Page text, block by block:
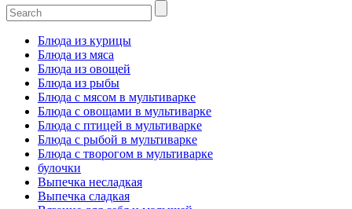
Блюда из курицы
Блюда из мяса
Блюда из овощей
Блюда из рыбы
Блюда с мясом в мультиварке
Блюда с овощами в мультиварке
Блюда с птицей в мультиварке
Блюда с рыбой в мультиварке
Блюда с творогом в мультиварке
булочки
Выпечка несладкая
Выпечка сладкая